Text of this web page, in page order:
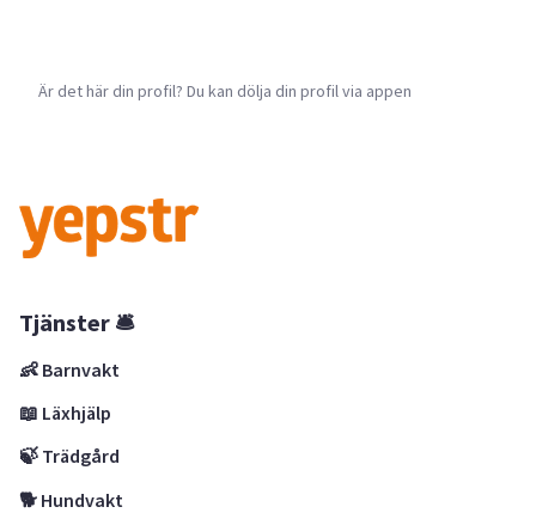
Är det här din profil? Du kan dölja din profil via appen
Tjänster 🛎
👶 Barnvakt
📖 Läxhjälp
🍃 Trädgård
🐕 Hundvakt